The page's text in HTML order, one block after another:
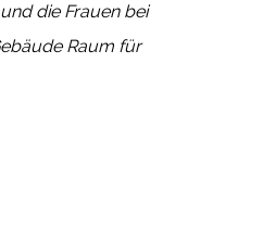
die Frauen bei
Raum für